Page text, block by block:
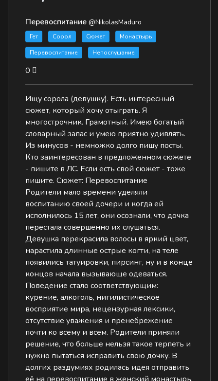
Перевоспитание @NikolasMaduro
Гет Сорол Сюжет Монастырь
Перевоспитание Непослушание
0
Ищу сорола (девушку). Есть интересный
сюжет, который хочу отыграть. Я
многострочник. Грамотный. Имею богатый
словарный запас и умею приятно удивлять.
Из минусов - немножко долго пишу посты.
Кто заинтересован в предложенном сюжете
- пишите в ЛС. Если есть свой сюжет - тоже
пишите. Сюжет: Перевоспитание
Родители мало времени уделяли
воспитанию своей дочери и когда ей
исполнилось 15 лет, они осознали, что дочка
перестала совершенно их слушаться.
Девушка перекрасила волосы в яркий цвет,
нарастила длинные острые когти, на теле
появились татуировки, пирсинг, ну и в конце
концов начала вызывающе одеваться.
Поведение стало соответствующим:
курение, алкоголь, нигилистическое
восприятие мира, нецензурная лексики,
отсутствие уважения и пренебрежение
почти ко всему и всем. Родители приняли
решение, что больше нельзя такое терпеть и
нужно пытаться исправить свою дочку. В
долгих раздумиях родилась идея отправить